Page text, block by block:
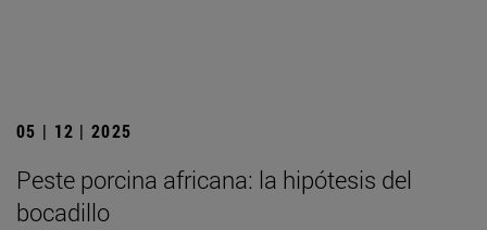
05 | 12 | 2025
Peste porcina africana: la hipótesis del
bocadillo